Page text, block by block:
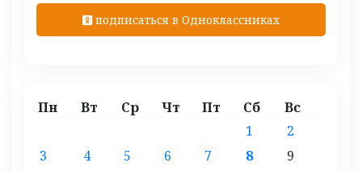
подписаться в Одноклассниках
Пн Вт Ср Чт Пт Сб Вс
1
2
3
4 5 6 7 8
9